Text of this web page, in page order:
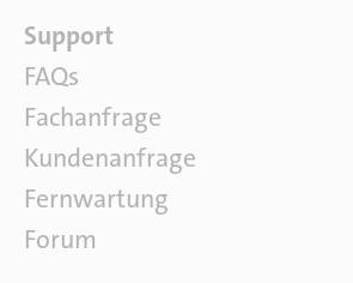
u
r
S
o
f
t
w
a
r
e
Support
FAQs
Fachanfrage
Kundenanfrage
Fernwartung
Forum